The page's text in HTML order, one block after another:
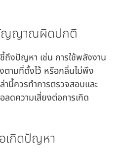
ญญาณผิดปกติ
งปัญหา เช่น การใช้พลังงาน
ามที่ตั้งไว้ หรือกลิ่นไม่พึง
นี้ควรทำการตรวจสอบและ
ดความเสี่ยงต่อการเกิด
เกิดปัญหา